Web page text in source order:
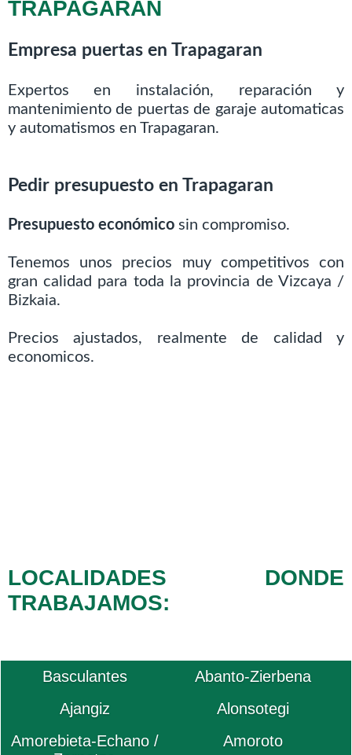
TRAPAGARAN
Empresa puertas en Trapagaran
Expertos en instalación, reparación y
mantenimiento de puertas de garaje automaticas
y automatismos en Trapagaran.
Pedir presupuesto en Trapagaran
Presupuesto económicosin compromiso.
Tenemos unos precios muy competitivos con
gran calidad para toda la provincia de Vizcaya /
Bizkaia.
Precios ajustados, realmente de calidad y
economicos.
LOCALIDADES DONDE
TRABAJAMOS:
Basculantes
Abanto-Zierbena
Ajangiz
Alonsotegi
Amorebieta-Echano /
Amoroto